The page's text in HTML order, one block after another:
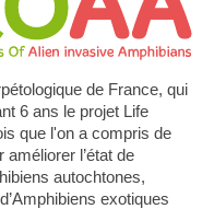
de France, qui
6 ans le projet Life
que l'on a compris de
l’état de
autochtones,
exotiques